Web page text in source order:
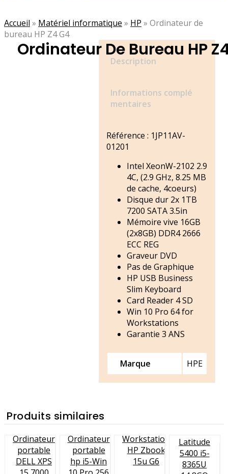
Accueil » Matériel informatique » HP » Ordinateur de
bureau HP Z4 G4
Ordinateur De Bureau HP
Description
Informations complé
mentaires
Référence : 1JP11AV-
01201
Intel XeonW-2102 2.9
4C, (2.9 GHz, 8.25 MB
de cache, 4coeurs)
Disque dur 2x 1TB
7200 SATA 3.5in
Mémoire vive 16GB
(2x8GB) DDR4 2666
ECC REG
Graveur DVD
Pas de Graphique
HP USB Business
Slim Keyboard
Card Reader 4 SD
Win 10 Pro 64 for
Workstations
Garantie 3 ANS
Marque HPE
Produits similaires